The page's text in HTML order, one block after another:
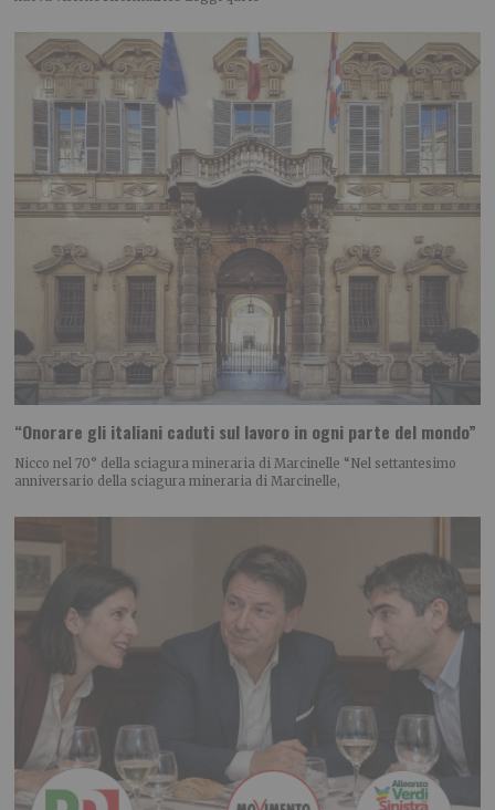
“Onorare gli italiani caduti sul lavoro in ogni parte del mondo”
Nicco nel 70° della sciagura mineraria di Marcinelle “Nel settantesimo
anniversario della sciagura mineraria di Marcinelle,